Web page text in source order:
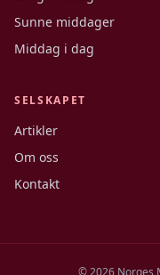
Sunne middager
Middag i dag
SELSKAPET
Artikler
Om oss
Kontakt
© 2026Norges